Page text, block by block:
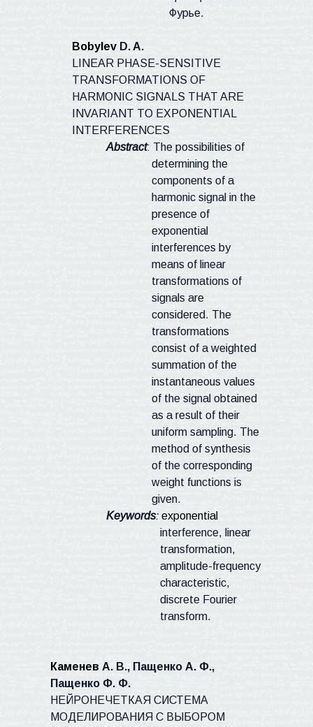
Фурье.
BobylevD. A.
LINEAR PHASE-SENSITIVE
TRANSFORMATIONS OF
HARMONIC SIGNALS THAT ARE
INVARIANT TO EXPONENTIAL
INTERFERENCES
Abstract: The possibilities of
determining the
components of a
harmonic signal in the
presence of
exponential
interferences by
means of linear
transformations of
signals are
considered. The
transformations
consist of a weighted
summation of the
instantaneous values
of the signal obtained
as a result of their
uniform sampling. The
method of synthesis
of the corresponding
weight functions is
given.
Keywords:exponential
interference, linear
transformation,
amplitude-frequency
characteristic,
discrete Fourier
transform.
Каменев А. В., Пащенко А. Ф.,
Пащенко Ф. Ф.
НЕЙРОНЕЧЕТКАЯ СИСТЕМА
МОДЕЛИРОВАНИЯ С ВЫБОРОМ